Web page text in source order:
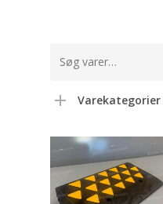
efter:
Varekategorier